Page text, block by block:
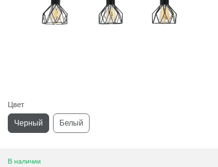
Цвет
Черный Белый
В наличии